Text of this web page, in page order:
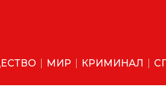
МИР КРИМИНАЛ